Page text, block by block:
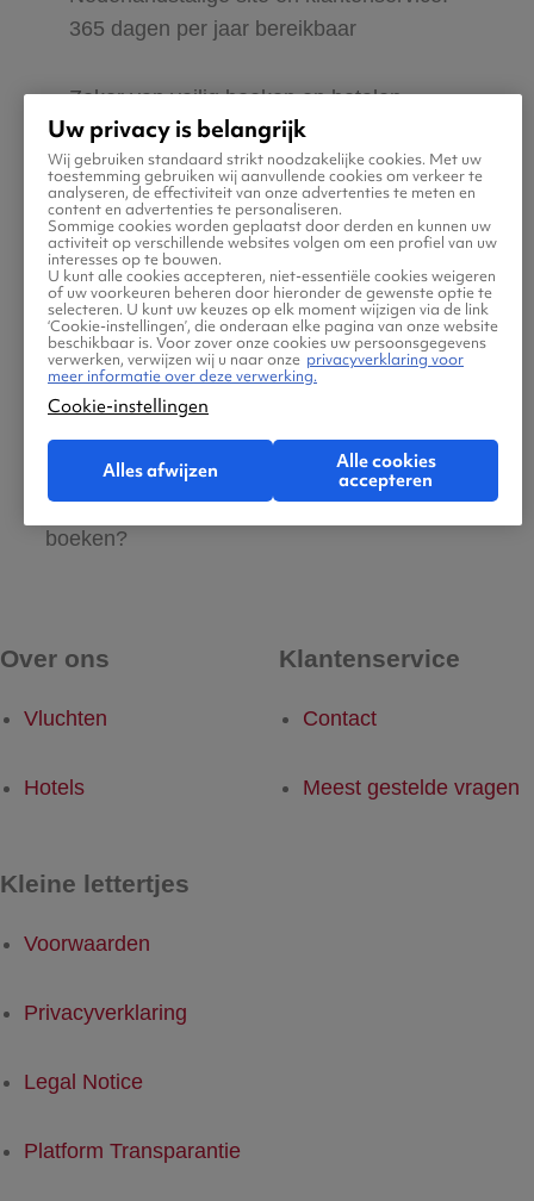
365 dagen per jaar bereikbaar
Zeker van veilig boeken en betalen
Boek ook direct een hotel of huurauto via
Vliegtickets.be
Gratis tips, reisadvies en speciale
aanbiedingen voor vliegtickets naar
Hurghada
Jouw zoektocht naar vliegtickets moet
makkelijk én leuk zijn. Daarom helpen wij jou
maar al te graag met de reis naar Hurghada!
Ben jij klaar om jouw tickets te zoeken en
boeken?
Over ons
Vluchten
Hotels
Klantenservice
Contact
Meest gestelde vragen
Kleine lettertjes
Voorwaarden
Privacyverklaring
Legal Notice
Platform Transparantie
Uw privacy is belangrijk
Wij gebruiken standaard strikt noodzakelijke cookies. Met uw
toestemming gebruiken wij aanvullende cookies om verkeer te
analyseren, de effectiviteit van onze advertenties te meten en
content en advertenties te personaliseren.
Sommige cookies worden geplaatst door derden en kunnen uw
activiteit op verschillende websites volgen om een profiel van uw
interesses op te bouwen.
U kunt alle cookies accepteren, niet-essentiële cookies weigeren
of uw voorkeuren beheren door hieronder de gewenste optie te
selecteren. U kunt uw keuzes op elk moment wijzigen via de link
‘Cookie-instellingen’, die onderaan elke pagina van onze website
beschikbaar is. Voor zover onze cookies uw persoonsgegevens
verwerken, verwijzen wij u naar onze privacyverklaring voor
meer informatie over deze verwerking.
Cookie-instellingen
Alles afwijzen
Alle cookies
accepteren